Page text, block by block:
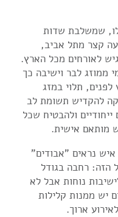
שמשלבת שדות
קצר מתל אביב,
לאורחים מכל הארץ.
ממוזג לבר וישיבה כך
לפנים, תלוי במזג
להקדיש תשומת לב
ולהבטיח שכל
מותאם אישית.
בניגוד לאולמות ענקיים שבהם 300 איש נראים "אבודים"
הזה: רחבה בגודל
נוחות אבל לא
יש ממנות קלילות
ארוך.